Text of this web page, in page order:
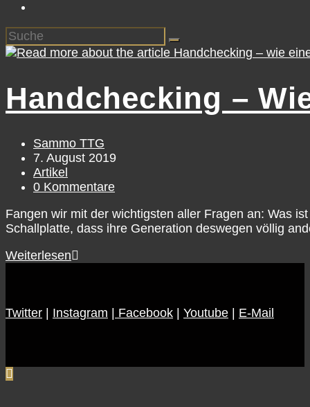
Handchecking –
Beitrags-
Autor:
Sammo TTG
Beitrag
veröffentlicht:
7. August 2019
Beitrags-
Kategorie:
Artikel
Beitrags-
0 Kommentare
Fangen wir mit der wichtigsten aller Fragen an: Was
Schallplatte, dass ihre Generation deswegen völlig
WeiterlesenHandchecking
Regel
Twitter | Instagram | Facebook | Youtube | E-Mail